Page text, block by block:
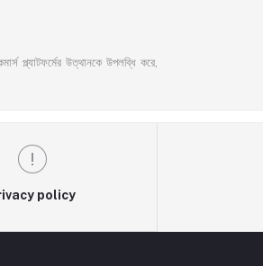
প্ল্যাটফর্মের উত্থানকে উপলব্ধি করে,
policy